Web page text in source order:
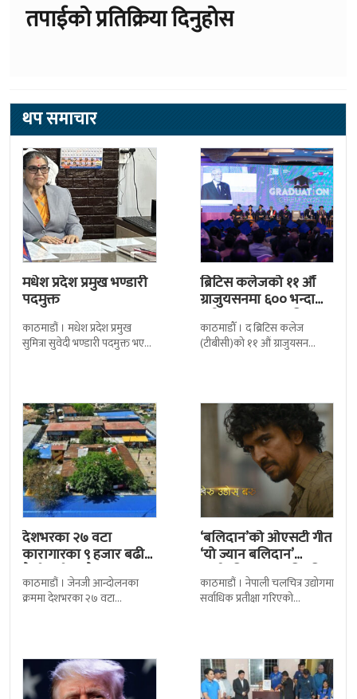
तपाईको प्रतिक्रिया दिनुहोस
थप समाचार
मधेश प्रदेश प्रमुख भण्डारी
पदमुक्त
काठमाडौं । मधेश प्रदेश प्रमुख
सुमित्रा सुवेदी भण्डारी पदमुक्त भएकी
ब्रिटिस कलेजको ११ औँ
ग्राजुयसनमा ६०० भन्दा
बढी ग्राजुयट सम्मानित
काठमाडौँ । द ब्रिटिस कलेज
(टीबीसी)को ११ औं ग्राजुयसन
देशभरका २७ वटा
कारागारका ९ हजार बढी
कैदीबन्दी अझै फरार
काठमाडौं । जेनजी आन्दोलनका
क्रममा देशभरका २७ वटा
‘बलिदान’को ओएसटी गीत
‘यो ज्यान बलिदान’
सार्वजनिक, मातृभूमिप्रति
पुत्रको भावनात्मक…
काठमाडौं । नेपाली चलचित्र उद्योगमा
सर्वाधिक प्रतीक्षा गरिएको